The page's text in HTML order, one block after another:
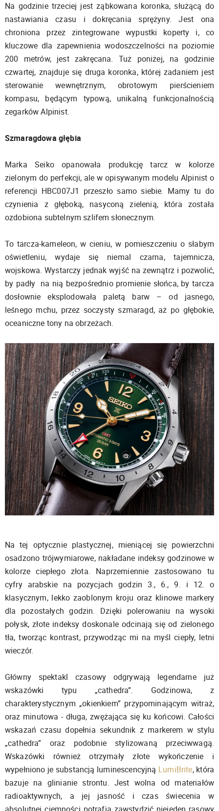
Na godzinie trzeciej jest ząbkowana koronka, służącą do
nastawiania czasu i dokręcania sprężyny. Jest ona
chroniona przez zintegrowane wypustki koperty i, co
kluczowe dla zapewnienia wodoszczelności na poziomie
200 metrów, jest zakręcana. Tuż poniżej, na godzinie
czwartej, znajduje się druga koronka, której zadaniem jest
sterowanie wewnętrznym, obrotowym pierścieniem
kompasu, będącym typową, unikalną funkcjonalnością
zegarków Alpinist.
Szmaragdowa głębia
Marka Seiko opanowała produkcję tarcz w kolorze
zielonym do perfekcji, ale w opisywanym modelu Alpinist o
referencji HBC007J1 przeszło samo siebie. Mamy tu do
czynienia z głęboką, nasyconą zielenią, która została
ozdobiona subtelnym szlifem słonecznym.
To tarcza-kameleon, w cieniu, w pomieszczeniu o słabym
oświetleniu, wydaje się niemal czarna, tajemnicza,
wojskowa. Wystarczy jednak wyjść na zewnątrz i pozwolić,
by padły na nią bezpośrednio promienie słońca, by tarcza
dosłownie eksplodowała paletą barw – od jasnego,
leśnego mchu, przez soczysty szmaragd, aż po głębokie,
oceaniczne tony na obrzeżach.
Na tej optycznie plastycznej, mieniącej się powierzchni
osadzono trójwymiarowe, nakładane indeksy godzinowe w
kolorze ciepłego złota. Naprzemiennie zastosowano tu
cyfry arabskie na pozycjach godzin 3., 6., 9. i 12. o
klasycznym, lekko zaoblonym kroju oraz klinowe markery
dla pozostałych godzin. Dzięki polerowaniu na wysoki
połysk, złote indeksy doskonale odcinają się od zielonego
tła, tworząc kontrast, przywodząc mi na myśl ciepły, letni
wieczór.
Główny spektakl czasowy odgrywają legendarne już
wskazówki typu „cathedra”. Godzinowa, z
charakterystycznym „okienkiem” przypominającym witraż,
oraz minutowa - długa, zwężająca się ku końcowi. Całości
wskazań czasu dopełnia sekundnik z markerem w stylu
„cathedra” oraz podobnie stylizowaną przeciwwagą.
Wskazówki również otrzymały złote wykończenie i
wypełniono je substancją luminescencyjną LumiBrite, która
bazuje na glinianie strontu. Jest wolna od materiałów
radioaktywnych, a jej jasność i czas świecenia w